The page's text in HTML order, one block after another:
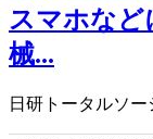
スマホなど
械...
日研トータルソ